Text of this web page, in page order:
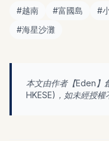
#越南 #富國島 #
#海星沙灘
本文由作者【Eden 】
HKESE)，如未經授權